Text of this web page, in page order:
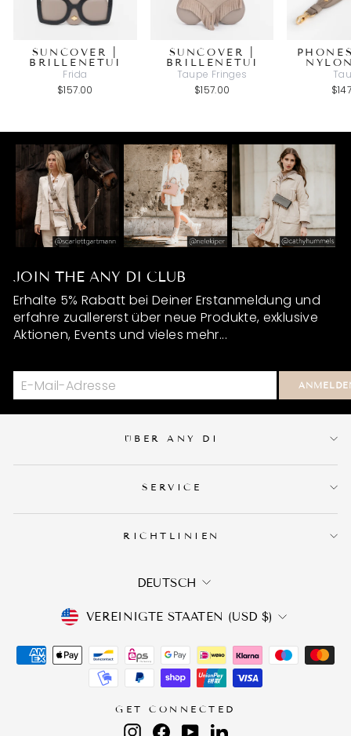
SUNCOVER |
BRILLENETUI
Frida
$157.00
SUNCOVER |
BRILLENETUI
Taupe Fringes
$157.00
JOIN THE ANY DI CLUB
Erhalte 5% Rabatt bei Deiner Erstanmeldung und
erfahre zuallererst über neue Produkte, exklusive
Aktionen, Events und vieles mehr...
ÜBER ANY DI
SERVICE
RICHTLINIEN
SPRACHE
DEUTSCH
WÄHRUNG
VEREINIGTE STAATEN (USD $)
GET CONNECTED
InstagramFacebook
YouTubeLinkedIn